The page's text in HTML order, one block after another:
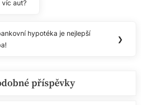
víc aut?
hypotéka je nejlepší
❯
příspěvky